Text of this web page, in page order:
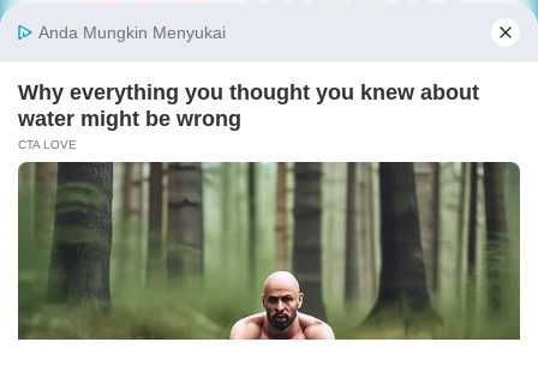
Kabarbaru.co menyajikan berita aktual dan
inspiratif dari sudut pandang berbaik sangka
Follow Kabarbaru